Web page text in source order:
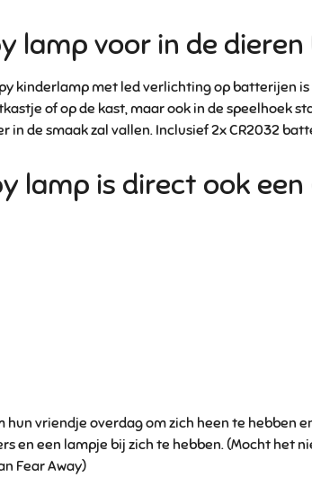
lamp voor in de
kinderlamp met led verlichting op batterijen is
of op de kast, maar ook in de speelhoek
in de smaak zal vallen. Inclusief 2x CR2032
lamp is direct ook
vriendje overdag om zich heen te hebben
en een lampje bij zich te hebben. (Mocht het
Fear Away)